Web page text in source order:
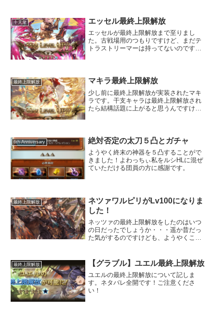
十天衆 エッセル最終上限解放
エッセルが最終上限解放まで至りまし
た。古戦場用のつもりですけど、まだテ
トラストリーマーは持ってないのですよ
最終上限解放 マキラ最終上限解放
少し前に最終上限解放が実装されたマキ
ラです。干支キャラは最終上限解放され
たら結構話題に上がると思うんですけど
6th-Anniversary 絶対否定の太刀５凸とガチャ
ようやく終末の神器を５凸することがで
きました！よわっちぃ私をルシHLに混ぜ
ていただける団員の方に感謝です。
最終上限解放
ネツァワルピリがLv100になりま
した！
ネッツァの最終上限解放をしたのはいつ
の日だったでしょうか・・・遥か昔だっ
た気がするのですけども、ようやくこの
最終上限解放 【グラブル】ユエル最終上限解放
ユエルの最終上限解放について記しま
す。ネタバレ全開です！ご注意くださ
い！